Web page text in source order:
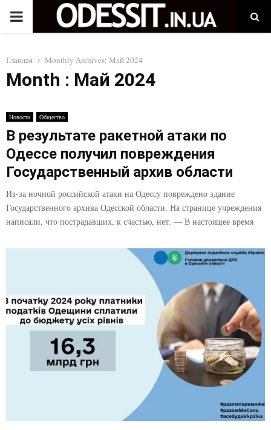
P
I
M
A
R
Y
M
N
Главная Monthly Archives: Май 2024
Month : Май 2024
Новости Общество
В результате ракетной атаки по
Одессе получил повреждения
Государственный архив области
Из-за ночной российской атаки на Одессу повреждено здание
Государственного архива Одесской области. На странице учреждения
написали, что пострадавших, к счастью, нет. — В настоящее время